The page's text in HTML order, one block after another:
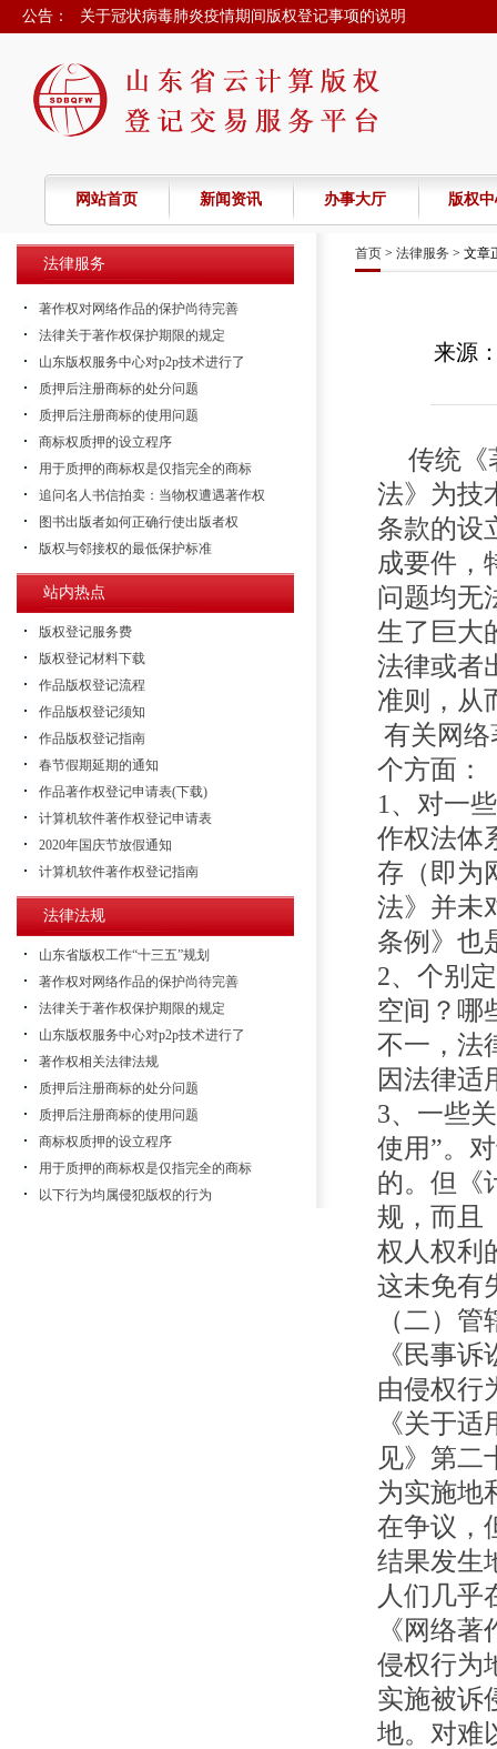
公告：
关于冠状病毒肺炎疫情期间版权登记事项的说明
2022年春节放假的通知
2021年春节放假通知
网站首页 新闻资讯 办事大厅 版权
法律服务
著作权对网络作品的保护尚待完善
法律关于著作权保护期限的规定
山东版权服务中心对p2p技术进行了
质押后注册商标的处分问题
质押后注册商标的使用问题
商标权质押的设立程序
用于质押的商标权是仅指完全的商标
追问名人书信拍卖：当物权遭遇著作权
图书出版者如何正确行使出版者权
版权与邻接权的最低保护标准
站内热点
版权登记服务费
版权登记材料下载
作品版权登记流程
作品版权登记须知
作品版权登记指南
春节假期延期的通知
作品著作权登记申请表(下载)
计算机软件著作权登记申请表
2020年国庆节放假通知
计算机软件著作权登记指南
法律法规
山东省版权工作“十三五”规划
著作权对网络作品的保护尚待完善
法律关于著作权保护期限的规定
山东版权服务中心对p2p技术进行了
著作权相关法律法规
质押后注册商标的处分问题
质押后注册商标的使用问题
商标权质押的设立程序
用于质押的商标权是仅指完全的商标
以下行为均属侵犯版权的行为
首页 > 法律服务 > 文章
来源
传统《
法》为技
条款的设
成要件，
问题均无
生了巨大
法律或者
准则，从
有关网
个方面：
1、对一
作权法体
存（即为
法》并未
条例》也
2、个别
空间？哪
不一，法
因法律适
3、一些
使用”。
的。但《
规，而且
权人权利
这未免有
（二）
《民事
由侵权行
《关于
见》第二
为实施地
在争议，
结果发生
人们几乎
《网络
侵权行为
实施被诉
地。对难